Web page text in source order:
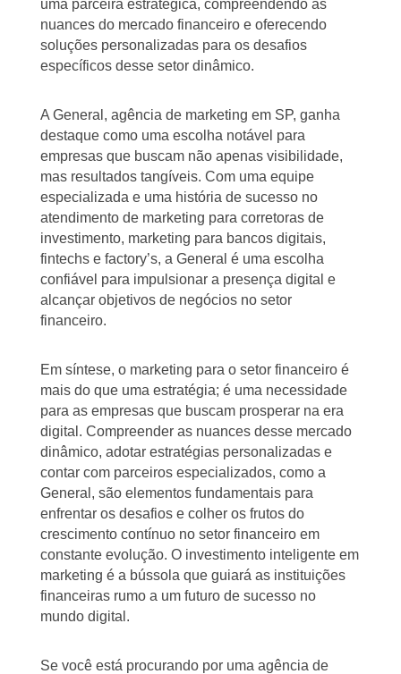
uma parceira estratégica, compreendendo as
nuances do mercado financeiro e oferecendo
soluções personalizadas para os desafios
específicos desse setor dinâmico.
A General, agência de marketing em SP, ganha
destaque como uma escolha notável para
empresas que buscam não apenas visibilidade,
mas resultados tangíveis. Com uma equipe
especializada e uma história de sucesso no
atendimento de marketing para corretoras de
investimento, marketing para bancos digitais,
fintechs e factory’s, a General é uma escolha
confiável para impulsionar a presença digital e
alcançar objetivos de negócios no setor
financeiro.
Em síntese, o marketing para o setor financeiro é
mais do que uma estratégia; é uma necessidade
para as empresas que buscam prosperar na era
digital. Compreender as nuances desse mercado
dinâmico, adotar estratégias personalizadas e
contar com parceiros especializados, como a
General, são elementos fundamentais para
enfrentar os desafios e colher os frutos do
crescimento contínuo no setor financeiro em
constante evolução. O investimento inteligente em
marketing é a bússola que guiará as instituições
financeiras rumo a um futuro de sucesso no
mundo digital.
Se você está procurando por uma agência de